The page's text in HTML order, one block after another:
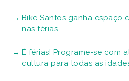
Bike Santos ganha espaço
nas férias
É férias! Programe-se com
cultura para todas as